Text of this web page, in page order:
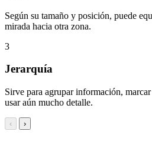
Según su tamaño y posición, puede
mirada hacia otra zona.
3
Jerarquía
Sirve para agrupar información,
usar aún mucho detalle.
‹ ›